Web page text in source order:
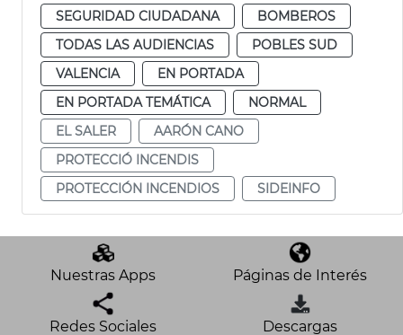
SEGURIDAD CIUDADANA
BOMBEROS
TODAS LAS AUDIENCIAS
POBLES SUD
VALENCIA
EN PORTADA
EN PORTADA TEMÁTICA
NORMAL
EL SALER
AARÓN CANO
PROTECCIÓ INCENDIS
PROTECCIÓN INCENDIOS
SIDEINFO
Nuestras Apps Páginas de Interés
Redes Sociales Descargas